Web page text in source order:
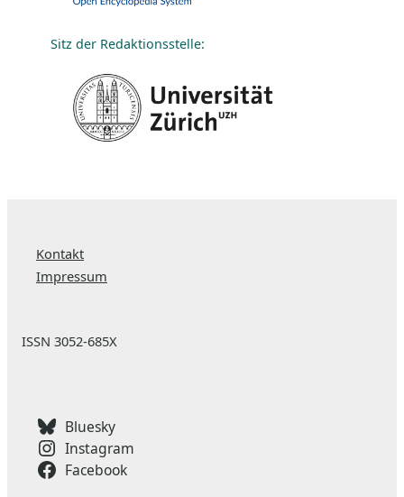
Sitz der Redaktionsstelle:
Kontakt
Impressum
ISSN 3052-685X
Bluesky
Instagram
Facebook